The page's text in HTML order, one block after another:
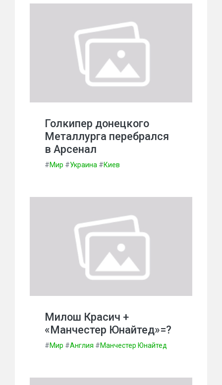
Голкипер донецкого
Металлурга перебрался
в Арсенал
#Мир #Украина #Киев
Милош Красич +
«Манчестер Юнайтед»=?
#Мир #Англия #Манчестер Юнайтед